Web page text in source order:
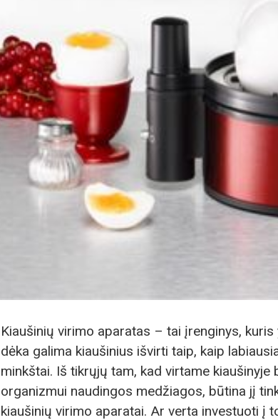
Kiaušinių virimo aparatas – tai įrenginys,
dėka galima kiaušinius išvirti taip, kaip
minkštai. Iš tikrųjų tam, kad virtame
organizmui naudingos medžiagos, būtina jį
kiaušinių virimo aparatai. Ar verta investuoti į